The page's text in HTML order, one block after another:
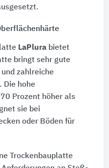
LaPlurabietet
bringt sehr gute
zahlreiche
Die hohe
Prozent höher als
sie bei
oder Böden für
Trockenbauplatte